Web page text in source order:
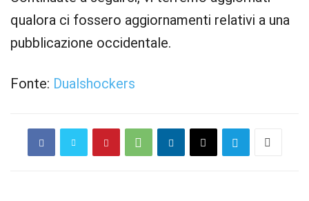
qualora ci fossero aggiornamenti relativi a una
pubblicazione occidentale.
Fonte: Dualshockers